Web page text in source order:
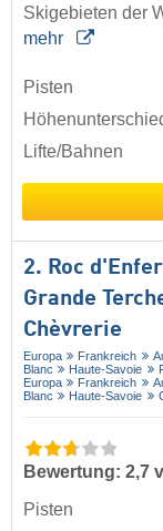
Skigebieten der
mehr
Pisten
Lifte/Bahnen
2. Roc
Grande
Chèvrerie
Europa Frankreich
Blanc
Haute-Savoie
Europa
Frankreich
Blanc
Haute-Savoie
Bewertung: 2,7
Pisten